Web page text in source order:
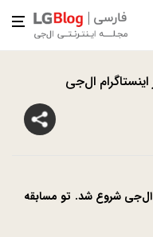
ال‌جی
ال‌جی شروع شد. تو مسابقه